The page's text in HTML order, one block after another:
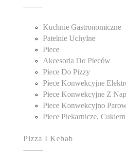
Kuchnie Gastronomiczne
Patelnie Uchylne
Piece
Akcesoria Do Pieców
Piece Do Pizzy
Piece Konwekcyjne
Piece Konwekcyjne Z
Piece Konwekcyjno
Piece Piekarnicze,
Pizza I Kebab